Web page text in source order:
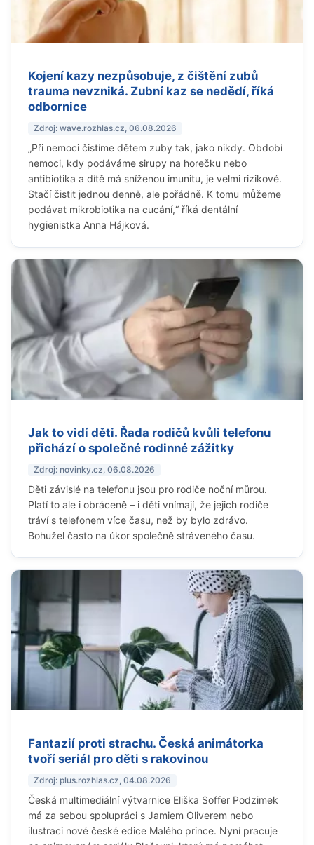
Kojení kazy nezpůsobuje, z čištění zubů
trauma nevzniká. Zubní kaz se nedědí, říká
odbornice
Zdroj: wave.rozhlas.cz, 06.08.2026
„Při nemoci čistíme dětem zuby tak, jako nikdy. Období
nemoci, kdy podáváme sirupy na horečku nebo
antibiotika a dítě má sníženou imunitu, je velmi rizikové.
Stačí čistit jednou denně, ale pořádně. K tomu můžeme
podávat mikrobiotika na cucání,“ říká dentální
hygienistka Anna Hájková.
Jak to vidí děti. Řada rodičů kvůli telefonu
přichází o společné rodinné zážitky
Zdroj: novinky.cz, 06.08.2026
Děti závislé na telefonu jsou pro rodiče noční můrou.
Platí to ale i obráceně – i děti vnímají, že jejich rodiče
tráví s telefonem více času, než by bylo zdrávo.
Bohužel často na úkor společně stráveného času.
Fantazií proti strachu. Česká animátorka
tvoří seriál pro děti s rakovinou
Zdroj: plus.rozhlas.cz, 04.08.2026
Česká multimediální výtvarnice Eliška Soffer Podzimek
má za sebou spolupráci s Jamiem Oliverem nebo
ilustraci nové české edice Malého prince. Nyní pracuje